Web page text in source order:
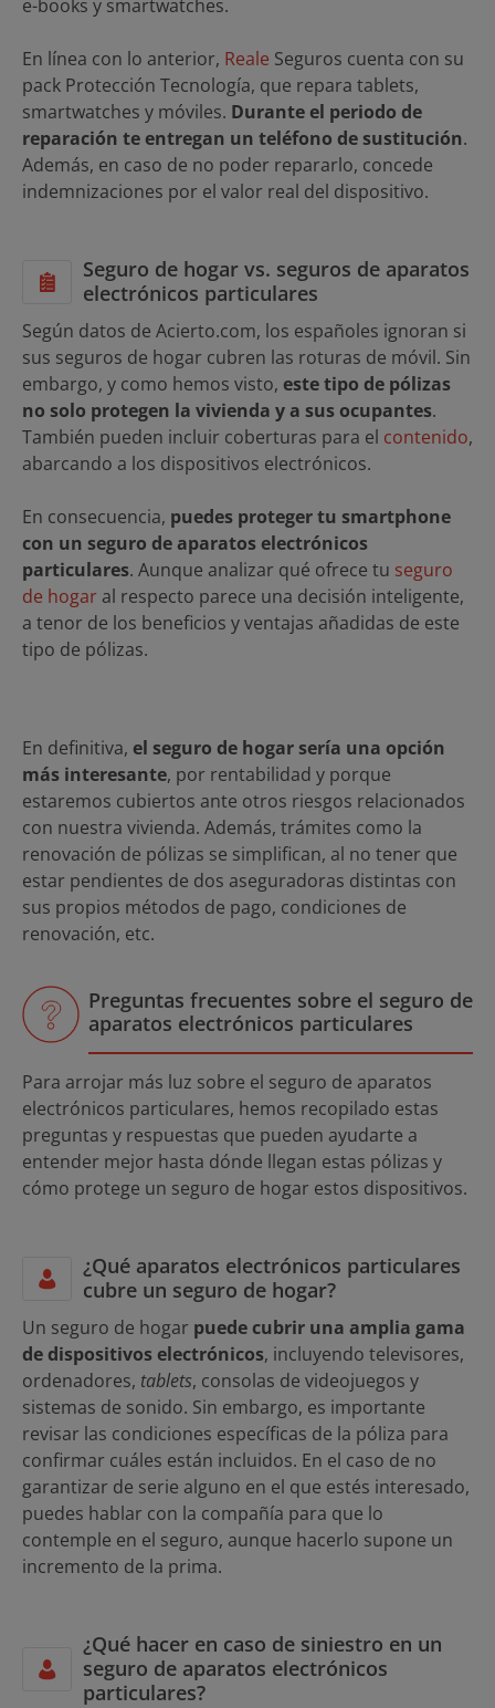
e-books y smartwatches.
En línea con lo anterior, Reale Seguros cuenta con su
pack Protección Tecnología, que repara tablets,
smartwatches y móviles. Durante el periodo de
reparación te entregan un teléfono de sustitución.
Además, en caso de no poder repararlo, concede
indemnizaciones por el valor real del dispositivo.
Seguro de hogar vs. seguros de aparatos
electrónicos particulares
Según datos de Acierto.com, los españoles ignoran si
sus seguros de hogar cubren las roturas de móvil. Sin
embargo, y como hemos visto, este tipo de pólizas
no solo protegen la vivienda y a sus ocupantes.
También pueden incluir coberturas para el contenido,
abarcando a los dispositivos electrónicos.
En consecuencia, puedes proteger tu smartphone
con un seguro de aparatos electrónicos
particulares. Aunque analizar qué ofrece tu seguro
de hogar al respecto parece una decisión inteligente,
a tenor de los beneficios y ventajas añadidas de este
tipo de pólizas.
En definitiva, el seguro de hogar sería una opción
más interesante, por rentabilidad y porque
estaremos cubiertos ante otros riesgos relacionados
con nuestra vivienda. Además, trámites como la
renovación de pólizas se simplifican, al no tener que
estar pendientes de dos aseguradoras distintas con
sus propios métodos de pago, condiciones de
renovación, etc.
Preguntas frecuentes sobre el seguro de
aparatos electrónicos particulares
Para arrojar más luz sobre el seguro de aparatos
electrónicos particulares, hemos recopilado estas
preguntas y respuestas que pueden ayudarte a
entender mejor hasta dónde llegan estas pólizas y
cómo protege un seguro de hogar estos dispositivos.
¿Qué aparatos electrónicos particulares
cubre un seguro de hogar?
Un seguro de hogar puede cubrir una amplia gama
de dispositivos electrónicos, incluyendo televisores,
ordenadores, tablets, consolas de videojuegos y
sistemas de sonido. Sin embargo, es importante
revisar las condiciones específicas de la póliza para
confirmar cuáles están incluidos. En el caso de no
garantizar de serie alguno en el que estés interesado,
puedes hablar con la compañía para que lo
contemple en el seguro, aunque hacerlo supone un
incremento de la prima.
¿Qué hacer en caso de siniestro en un
seguro de aparatos electrónicos
particulares?